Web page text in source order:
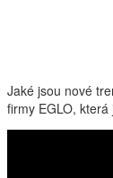
Jaké jsou nové
firmy EGLO,